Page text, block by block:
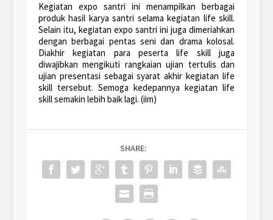
Kegiatan expo santri ini menampilkan berbagai
produk hasil karya santri selama kegiatan life skill.
Selain itu, kegiatan expo santri ini juga dimeriahkan
dengan berbagai pentas seni dan drama kolosal.
Diakhir kegiatan para peserta life skill juga
diwajibkan mengikuti rangkaian ujian tertulis dan
ujian presentasi sebagai syarat akhir kegiatan life
skill tersebut. Semoga kedepannya kegiatan life
skill semakin lebih baik lagi. (iim)
SHARE: